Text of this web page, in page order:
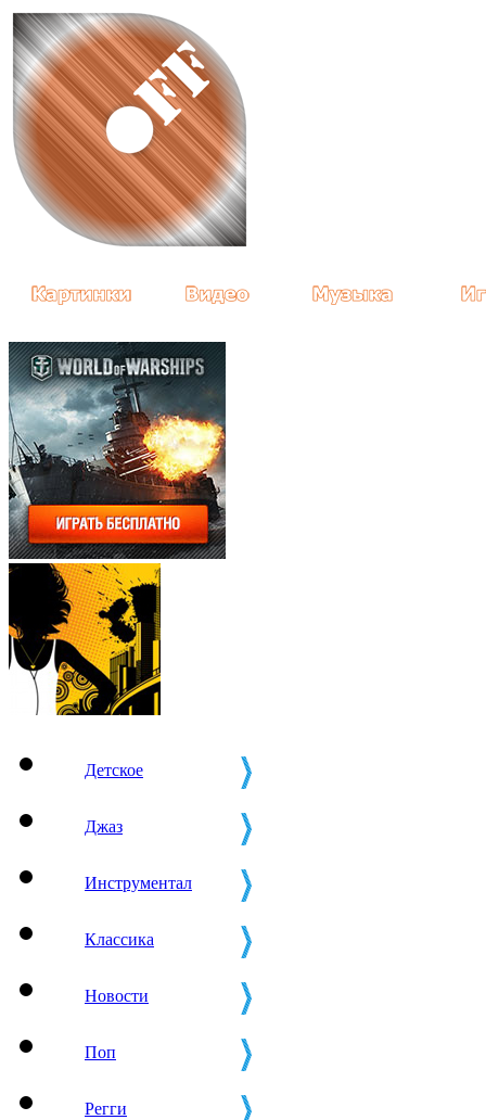
Детское
Джаз
Инструментал
Классика
Новости
Поп
Регги